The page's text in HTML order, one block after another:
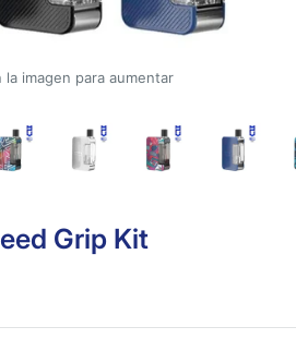
la imagen para aumentar
Grip Kit